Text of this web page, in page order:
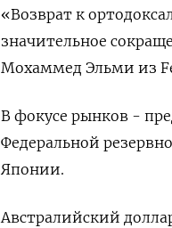
«Возврат к
значительное
Мохаммед Эльми из
В фокусе рынков -
Федеральной
Японии.
Австралийский